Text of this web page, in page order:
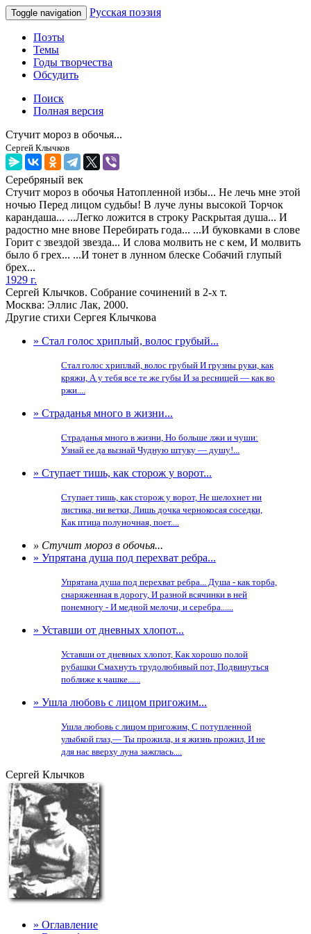
Toggle navigation Русская поэзия
Поэты
Темы
Годы творчества
Обсудить
Поиск
Полная версия
Стучит мороз в обочья...
Сергей Клычков
Серебряный век
Стучит мороз в обочья Натопленной избы... Не лечь мне этой
ночью Перед лицом судьбы! В луче луны высокой Торчок
карандаша... ...Легко ложится в строку Раскрытая душа... И
радостно мне внове Перебирать года... ...И буковками в слове
Горит с звездой звезда... И слова молвить не с кем, И молвить
было б грех... ...И тонет в лунном блеске Собачий глупый
брех...
1929 г.
Сергей Клычков. Собрание сочинений в 2-х т.
Москва: Эллис Лак, 2000.
Другие стихи Сергея Клычкова
» Стал голос хриплый, волос грубый...
Стал голос хриплый, волос грубый И грузны руки, как
кряжи, А у тебя все те же губы И за ресницей — как во
ржи....
» Страданья много в жизни...
Страданья много в жизни, Но больше лжи и чуши:
Узнай ее да вызнай Чудную штуку — душу!...
» Ступает тишь, как сторож у ворот...
Ступает тишь, как сторож у ворот, Не шелохнет ни
листика, ни ветки, Лишь дочка чернокосая соседки,
Как птица полуночная, поет....
» Стучит мороз в обочья...
» Упрятана душа под перехват ребра...
Упрятана душа под перехват ребра... Душа - как торба,
снаряженная в дорогу, И разной всячинки в ней
понемногу - И медной мелочи, и серебра......
» Уставши от дневных хлопот...
Уставши от дневных хлопот, Как хорошо полой
рубашки Смахнуть трудолюбивый пот, Подвинуться
поближе к чашке......
» Ушла любовь с лицом пригожим...
Ушла любовь с лицом пригожим, С потупленной
улыбкой глаз,— Ты прожила, и я жизнь прожил, И не
для нас вверху луна зажглась....
Сергей Клычков
» Оглавление